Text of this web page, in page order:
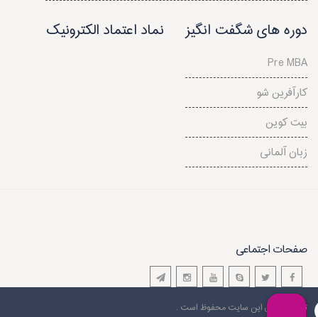
دوره های شگفت انگیز
Pre MBA
کارآفرین شو
بیت کوین
زبان آلمانی
نماد اعتماد الکترونیک
صفحات اجتماعی
تمامی حقوق این سایت محفوظ است .